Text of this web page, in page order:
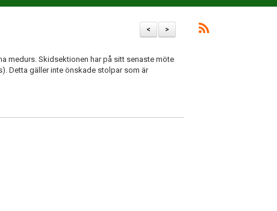
>
<
medurs. Skidsektionen har på sitt senaste möte
Detta gäller inte önskade stolpar som är